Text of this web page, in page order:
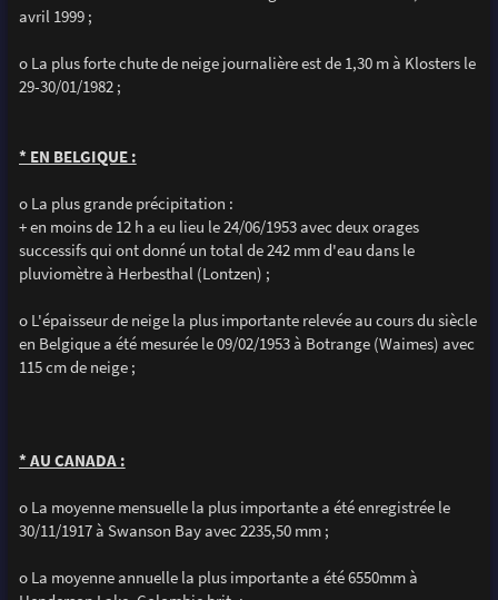
avril 1999 ;
o La plus forte chute de neige journalière est de 1,30 m à Klosters le
29-30/01/1982 ;
* EN BELGIQUE :
o La plus grande précipitation :
+ en moins de 12 h a eu lieu le 24/06/1953 avec deux orages
successifs qui ont donné un total de 242 mm d'eau dans le
pluviomètre à Herbesthal (Lontzen) ;
o L'épaisseur de neige la plus importante relevée au cours du siècle
en Belgique a été mesurée le 09/02/1953 à Botrange (Waimes) avec
115 cm de neige ;
* AU CANADA :
o La moyenne mensuelle la plus importante a été enregistrée le
30/11/1917 à Swanson Bay avec 2235,50 mm ;
o La moyenne annuelle la plus importante a été 6550mm à